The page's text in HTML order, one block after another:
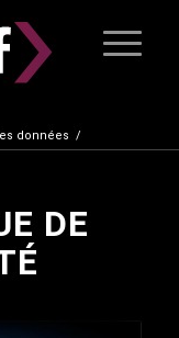
données /
DE